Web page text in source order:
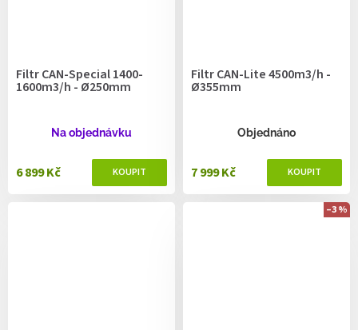
Filtr CAN-Special 1400-
1600m3/h - Ø250mm
Na objednávku
6 899 Kč
Filtr CAN-Lite 4500m3/h -
Ø355mm
Objednáno
7 999 Kč
–3 %